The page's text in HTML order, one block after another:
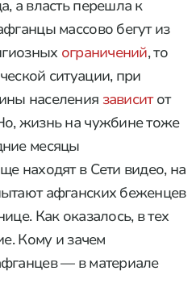
а власть перешла к
массово бегут из
ограничений, то
ситуации, при
населения зависитот
жизнь на чужбине тоже
месяцы
находят в Сети видео, на
афганских беженцев
Как оказалось, в тех
Кому и зачем
— в материале